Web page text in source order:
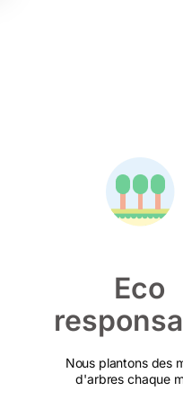
Eco
Nous plantons des
d'arbres chaque